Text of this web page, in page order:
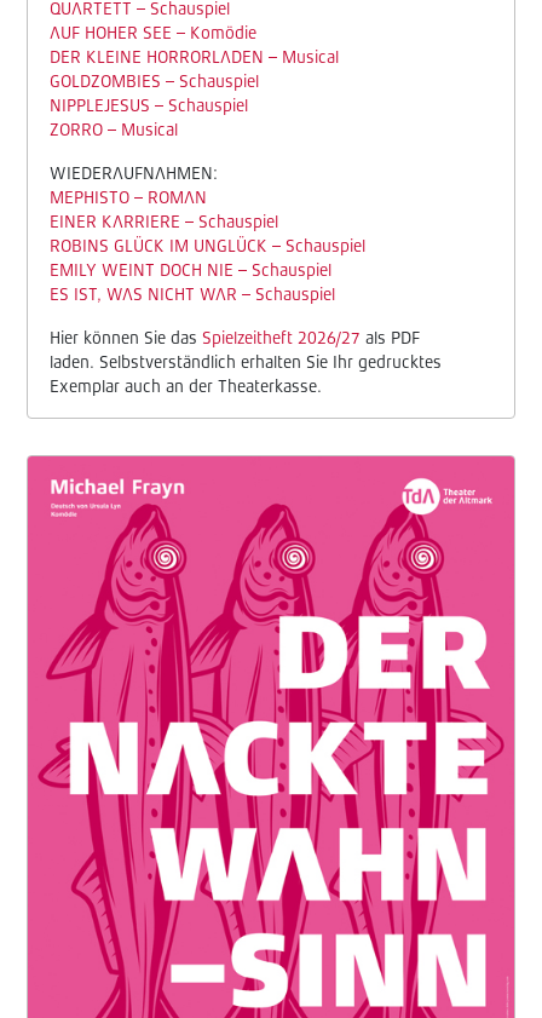
QUARTETT – Schauspiel
AUF HOHER SEE – Komödie
DER KLEINE HORRORLADEN – Musical
GOLDZOMBIES – Schauspiel
NIPPLEJESUS – Schauspiel
ZORRO – Musical
WIEDERAUFNAHMEN:
MEPHISTO – ROMAN
EINER KARRIERE – Schauspiel
ROBINS GLÜCK IM UNGLÜCK – Schauspiel
EMILY WEINT DOCH NIE – Schauspiel
ES IST, WAS NICHT WAR – Schauspiel
Hier können Sie dasSpielzeitheft 2026/27 als PDF
laden. Selbstverständlich erhalten Sie Ihr gedrucktes
Exemplar auch an der Theaterkasse.